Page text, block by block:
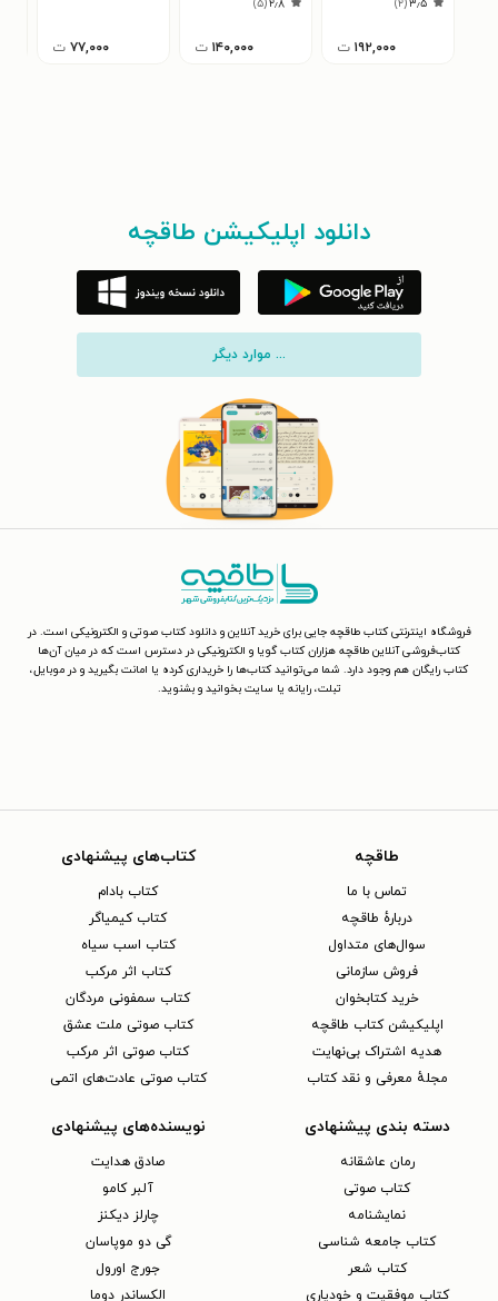
۳٫۵(۲)
۱۹۲,۰۰۰ ت
۲٫۸(۵)
۱۴۰,۰۰۰ ت ۷۷,۰۰۰ ت
دانلود اپلیکیشن طاقچه
... موارد دیگر
فروشگاه اینترنتی کتاب طاقچه جایی برای خرید آنلاین و دانلود کتاب صوتی و الکترونیکی است. در
کتاب‌فروشی آنلاین طاقچه هزاران کتاب گویا و الکترونیکی در دسترس است که در میان آن‌ها
کتاب رایگان هم وجود دارد. شما می‌توانید کتاب‌ها را خریداری کرده یا امانت بگیرید و در موبایل،
تبلت، رایانه یا سایت بخوانید و بشنوید.
طاقچه
تماس با ما
دربارهٔ طاقچه
سوال‌های متداول
فروش سازمانی
خرید کتابخوان
اپلیکیشن کتاب طاقچه
هدیه اشتراک بی‌نهایت
مجلهٔ معرفی و نقد کتاب
کتاب‌های پیشنهادی
کتاب بادام
کتاب کیمیاگر
کتاب اسب سیاه
کتاب اثر مرکب
کتاب سمفونی مردگان
کتاب صوتی ملت عشق
کتاب صوتی اثر مرکب
کتاب صوتی عادت‌های اتمی
دسته بندی پیشنهادی
رمان عاشقانه
کتاب‌ صوتی
نمایشنامه
کتاب جامعه شناسی
کتاب شعر
کتاب موفقیت و خودیاری
نویسنده‌های پیشنهادی
صادق هدایت
آلبر کامو
چارلز دیکنز
گی دو موپاسان
جورج اورول
الکساندر دوما